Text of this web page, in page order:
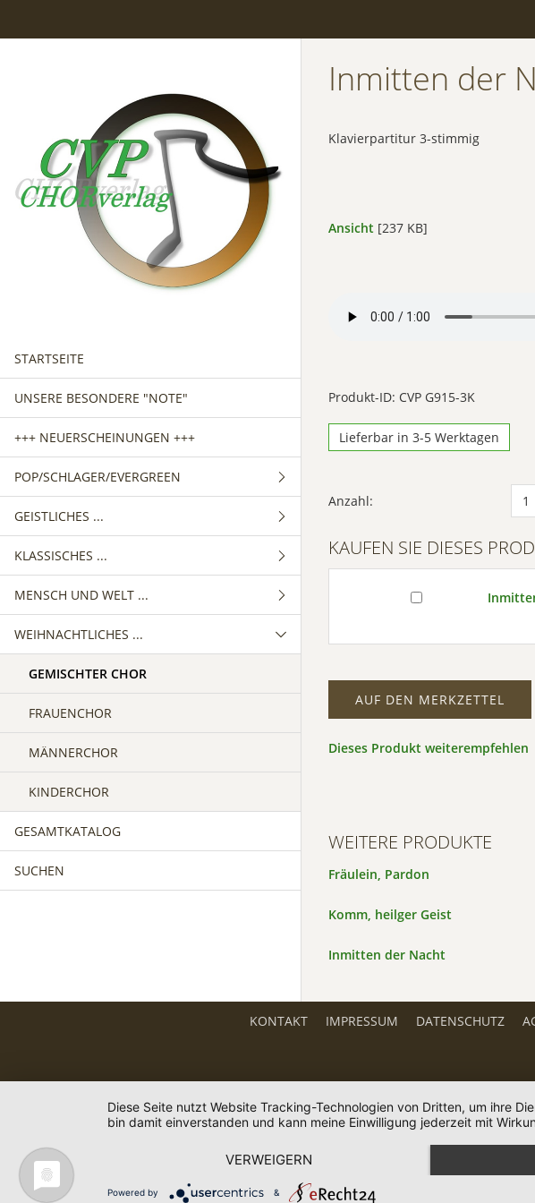
STARTSEITE
UNSERE BESONDERE "NOTE"
+++ NEUERSCHEINUNGEN +++
POP/SCHLAGER/EVERGREEN
GEMISCHTER CHOR
FRAUENCHOR
MÄNNERCHOR
GEISTLICHES ...
GEMISCHTER CHOR
FRAUENCHOR
MÄNNERCHOR
KLASSISCHES ...
GEMISCHTER CHOR
FRAUENCHOR
MÄNNERCHOR
MENSCH UND WELT ...
GEMISCHTER CHOR
FRAUENCHOR
MÄNNERCHOR
WEIHNACHTLICHES ...
GEMISCHTER CHOR
FRAUENCHOR
MÄNNERCHOR
KINDERCHOR
GESAMTKATALOG
SUCHEN
Inmitten der
Klavierpartitur 3-stimmig
Ansicht [237 KB]
Produkt-ID: CVP G915-3K
Lieferbar in 3-5 Werktagen
Anzahl:
KAUFEN SIE DIESES
AUF DEN MERKZETTEL
Dieses Produkt weiterempfehlen
WEITERE PRODUKTE
Fräulein, Pardon
Komm, heilger Geist
Inmitten der Nacht
KONTAKT IMPRESSUM DATENSCHUTZ
Diese Seite nutzt Website Tracking-Technologien von Dritten, um ihre
bin damit einverstanden und kann meine Einwilligung jederzeit mit
VERWEIGERN
Powered by &